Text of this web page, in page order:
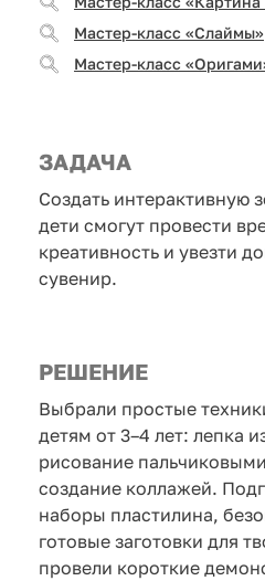
Мастер-класс «Слаймы»
Мастер-класс
ЗАДАЧА
Создать интерактивную
дети смогут провести
креативность и увезти
сувенир.
РЕШЕНИЕ
Выбрали простые
детям от 3–4 лет: лепка
рисование
создание коллажей.
наборы пластилина,
готовые заготовки для
провели короткие